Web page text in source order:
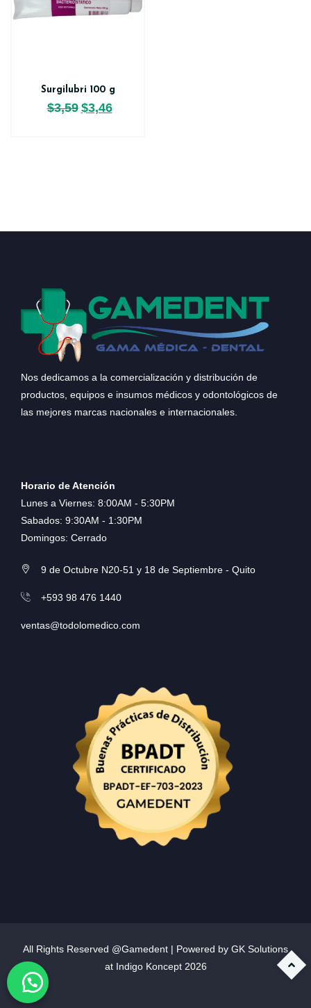
Surgilubri 100 g
$3,59 $3,46
Nos dedicamos a la comercialización y distribución de
productos, equipos e insumos médicos y odontológicos de
las mejores marcas nacionales e internacionales.
Horario de Atención
Lunes a Viernes: 8:00AM - 5:30PM
Sabados: 9:30AM - 1:30PM
Domingos: Cerrado
9 de Octubre N20-51 y 18 de Septiembre - Quito
+593 98 476 1440
ventas@todolomedico.com
All Rights Reserved @Gamedent | Powered by GK Solutions
at Indigo Koncept 2026